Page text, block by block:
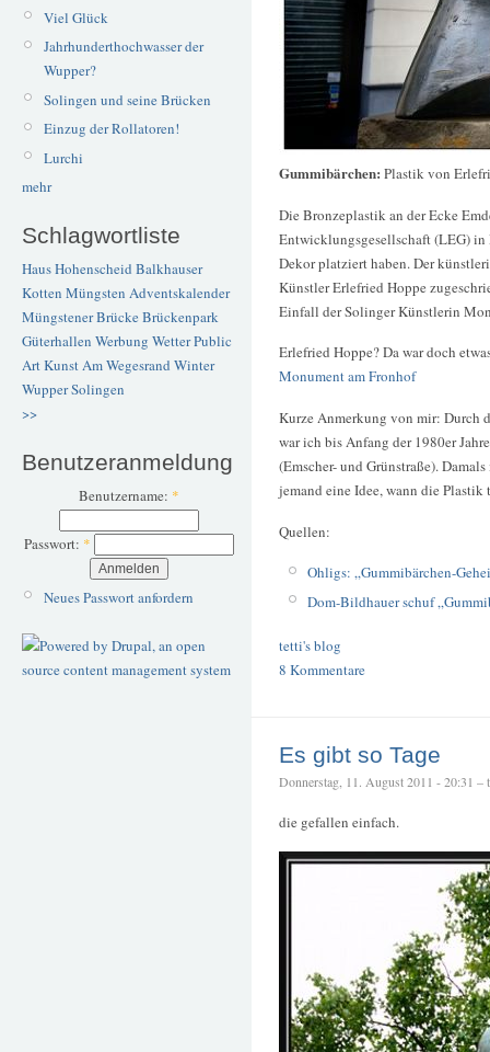
Viel Glück
Jahrhunderthochwasser der
Wupper?
Solingen und seine Brücken
Einzug der Rollatoren!
Lurchi
mehr
Schlagwortliste
Haus Hohenscheid Balkhauser
Kotten Müngsten Adventskalender
Müngstener BrückeBrückenpark
Güterhallen Werbung WetterPublic
ArtKunstAm Wegesrand Winter
WupperSolingen
>>
Benutzeranmeldung
Benutzername: *
Passwort: *
Neues Passwort anfordern
Gummibärchen: Plastik von
Die Bronzeplastik an der Ecke
Entwicklungsgesellschaft (LEG) in
Dekor platziert haben. Der
Künstler Erlefried Hoppe
Einfall der Solinger Künstlerin
Erlefried Hoppe? Da war doch
Monument am Fronhof
Kurze Anmerkung von mir: Durch
war ich bis Anfang der 1980er
(Emscher- und Grünstraße).
jemand eine Idee, wann die
Quellen:
Ohligs: „Gummibärchen-
Dom-Bildhauer schuf
tetti's blog
8 Kommentare
Es gibt so Tage
Donnerstag, 11. August 2011 - 20:31 –
die gefallen einfach.